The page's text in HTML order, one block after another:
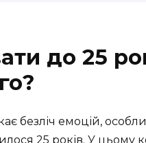
до 25
безліч емоцій,
25 років. У цьому